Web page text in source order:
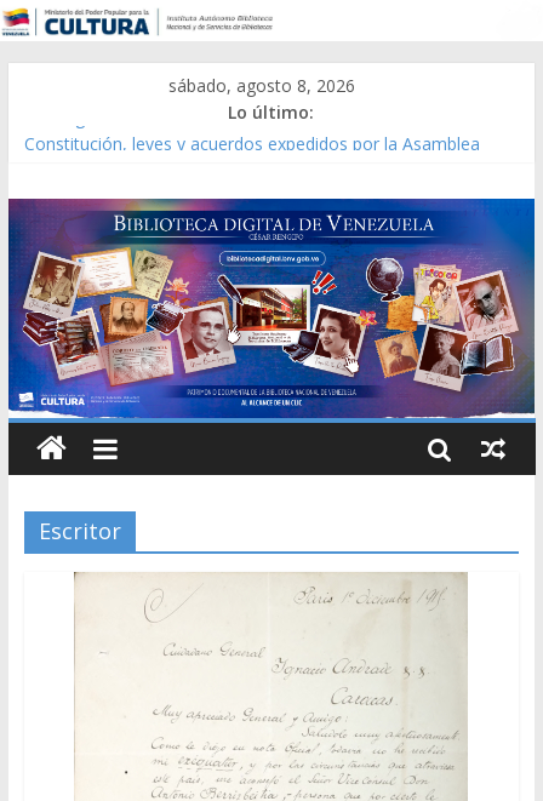
sábado, agosto 8, 2026
Lo último:
Catálogo temático de obras de Modesta Bor
Una Parálisis [material gráfico]
Modesta Bor Sánchez [material gráfico]
Gaceta Oficial de la República de Venezuela año CXXXIII Mes V,
Caracas 09 de marzo de 2006 N° 38.394
Escritor